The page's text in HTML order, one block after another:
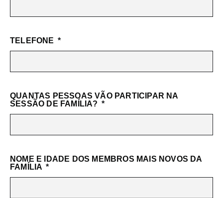
TELEFONE
QUANTAS PESSOAS VÃO PARTICIPAR NA
SESSÃO DE FAMÍLIA?
NOME E IDADE DOS MEMBROS MAIS NOVOS DA
FAMÍLIA